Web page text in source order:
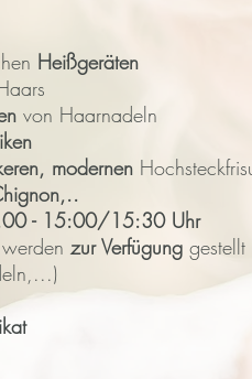
Heißgeräten
von Haarnadeln
modernen
- 15:00/15:30 Uhr
zur Verfügung gestellt